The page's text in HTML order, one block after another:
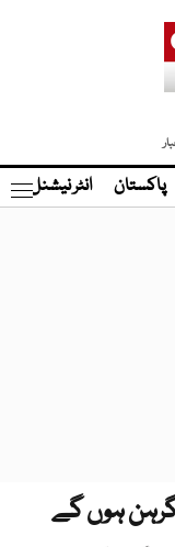
پاکستان انٹر نیشنل